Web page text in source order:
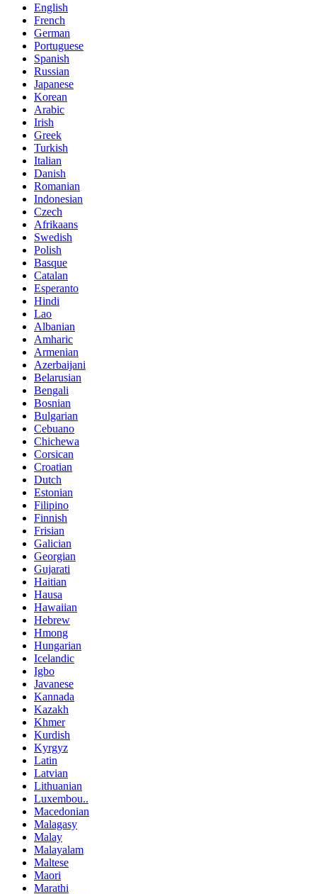
English
French
German
Portuguese
Spanish
Russian
Japanese
Korean
Arabic
Irish
Greek
Turkish
Italian
Danish
Romanian
Indonesian
Czech
Afrikaans
Swedish
Polish
Basque
Catalan
Esperanto
Hindi
Lao
Albanian
Amharic
Armenian
Azerbaijani
Belarusian
Bengali
Bosnian
Bulgarian
Cebuano
Chichewa
Corsican
Croatian
Dutch
Estonian
Filipino
Finnish
Frisian
Galician
Georgian
Gujarati
Haitian
Hausa
Hawaiian
Hebrew
Hmong
Hungarian
Icelandic
Igbo
Javanese
Kannada
Kazakh
Khmer
Kurdish
Kyrgyz
Latin
Latvian
Lithuanian
Luxembou..
Macedonian
Malagasy
Malay
Malayalam
Maltese
Maori
Marathi